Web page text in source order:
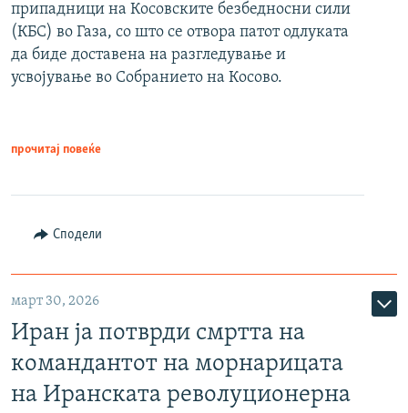
припадници на Косовските безбедносни сили
(КБС) во Газа, со што се отвора патот одлуката
да биде доставена на разгледување и
усвојување во Собранието на Косово.
прочитај повеќе
Сподели
март 30, 2026
Иран ја потврди смртта на
командантот на морнарицата
на Иранската револуционерна